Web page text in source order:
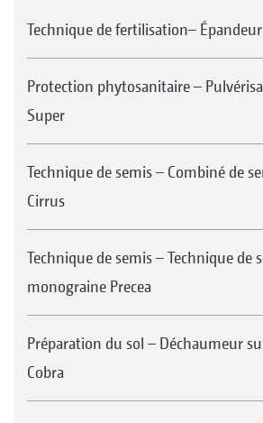
Technique de fertilisation–
Protection phytosanitaire –
Super
Technique de semis – Combiné de
Cirrus
Technique de semis – Technique de
monograine Precea
Préparation du sol – Déchaumeur
Cobra